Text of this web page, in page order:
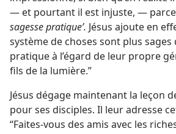
— et pourtant il est injuste, — parce
sagesse pratique’. Jésus ajoute en
système de choses sont plus sages
pratique à l’égard de leur propre
fils de la lumière.”
Jésus dégage maintenant la leçon
pour ses disciples. Il leur adresse
“Faites-​vous des amis avec les